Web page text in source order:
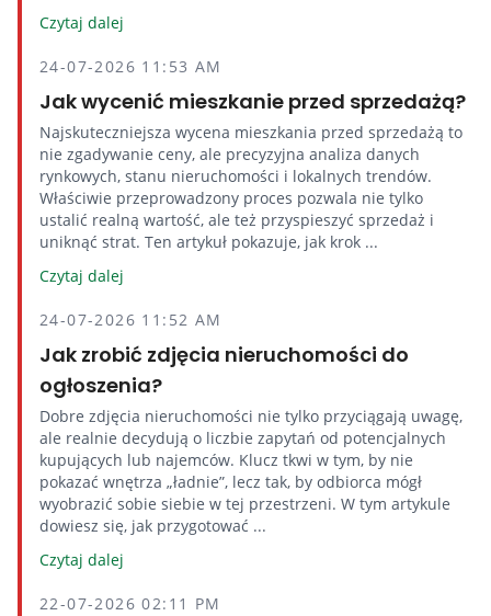
Czytaj dalej
24-07-2026 11:53 AM
Jak wycenić mieszkanie przed sprzedażą?
Najskuteczniejsza wycena mieszkania przed sprzedażą to
nie zgadywanie ceny, ale precyzyjna analiza danych
rynkowych, stanu nieruchomości i lokalnych trendów.
Właściwie przeprowadzony proces pozwala nie tylko
ustalić realną wartość, ale też przyspieszyć sprzedaż i
uniknąć strat. Ten artykuł pokazuje, jak krok ...
Czytaj dalej
24-07-2026 11:52 AM
Jak zrobić zdjęcia nieruchomości do
ogłoszenia?
Dobre zdjęcia nieruchomości nie tylko przyciągają uwagę,
ale realnie decydują o liczbie zapytań od potencjalnych
kupujących lub najemców. Klucz tkwi w tym, by nie
pokazać wnętrza „ładnie”, lecz tak, by odbiorca mógł
wyobrazić sobie siebie w tej przestrzeni. W tym artykule
dowiesz się, jak przygotować ...
Czytaj dalej
22-07-2026 02:11 PM